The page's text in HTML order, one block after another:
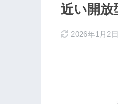
近い開放
2026年1月2日